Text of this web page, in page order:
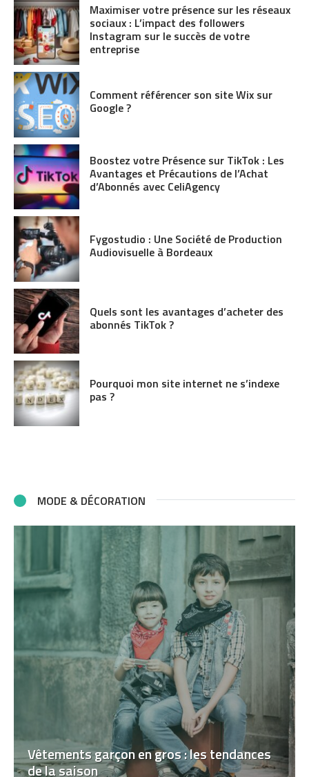
Maximiser votre présence sur les réseaux
sociaux : L’impact des followers
Instagram sur le succès de votre
entreprise
Comment référencer son site Wix sur
Google ?
Boostez votre Présence sur TikTok : Les
Avantages et Précautions de l’Achat
d’Abonnés avec CeliAgency
Fygostudio : Une Société de Production
Audiovisuelle à Bordeaux
Quels sont les avantages d’acheter des
abonnés TikTok ?
Pourquoi mon site internet ne s’indexe
pas ?
MODE & DÉCORATION
Vêtements garçon en gros : les tendances
de la saison